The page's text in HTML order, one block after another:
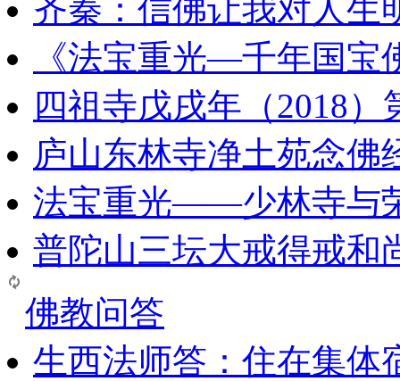
齐秦：信佛让我对人生
《法宝重光—千年国宝
四祖寺戊戌年（2018
庐山东林寺净土苑念佛
法宝重光——少林寺与
普陀山三坛大戒得戒和
佛教问答
生西法师答：住在集体